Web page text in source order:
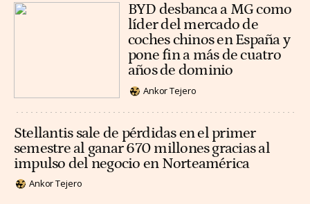
BYD desbanca a MG como
líder del mercado de
coches chinos en España y
pone fin a más de cuatro
años de dominio
Ankor Tejero
Stellantis sale de pérdidas en el primer
semestre al ganar 670 millones gracias al
impulso del negocio en Norteamérica
Ankor Tejero